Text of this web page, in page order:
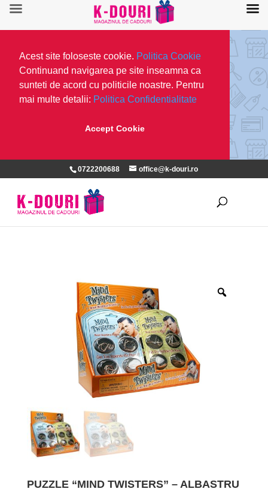
Acest site foloseste cookie. Politica Cookie
Continuand navigarea pe site inseamna ca
sunteti de acord cu politicile noastre. Pentru
mai multe detalii: Politica Confidentialitate
Accept Cookie
0722200688 office@k-douri.ro
PUZZLE “MIND TWISTERS” – ALBASTRU